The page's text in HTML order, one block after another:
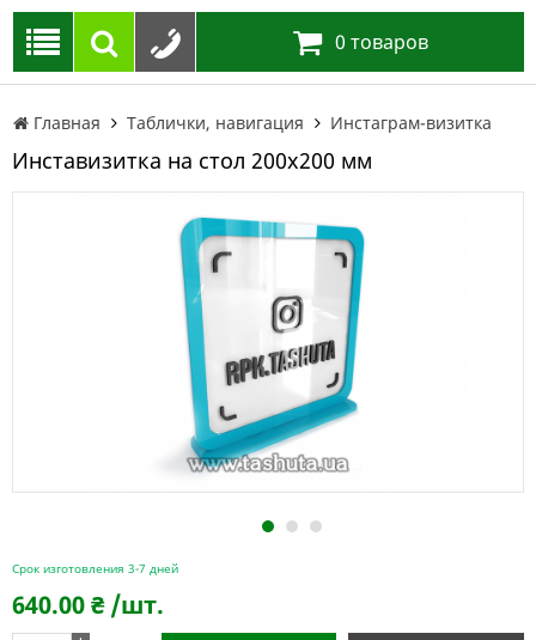
0 товаров
Главная Таблички, навигация Инстаграм-визитка
Инставизитка на стол 200х200 мм
1 2 3
Срок изготовления 3-7 дней
640.00₴ /шт.